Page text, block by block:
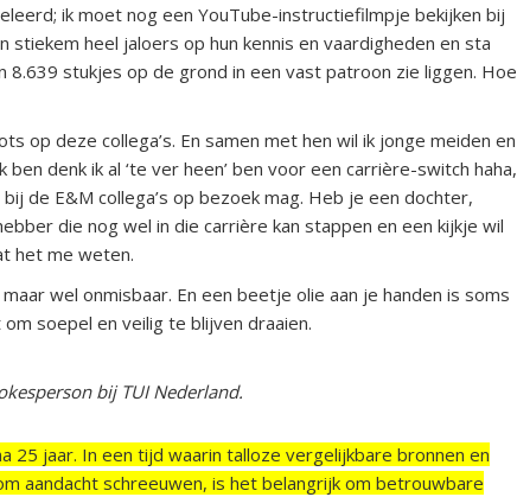
ik moet nog een YouTube-instructiefilmpje bekijken bij
stiekem heel jaloers op hun kennis en vaardigheden en sta
8.639 stukjes op de grond in een vast patroon zie liggen. Hoe
op deze collega’s. En samen met hen wil ik jonge meiden en
denk ik al ‘te ver heen’ ben voor een carrière-switch haha,
de E&M collega’s op bezoek mag. Heb je een dochter,
die nog wel in die carrière kan stappen en een kijkje wil
het me weten.
wel onmisbaar. En een beetje olie aan je handen is soms
soepel en veilig te blijven draaien.
bij TUI Nederland.
25 jaar. In een tijd waarin talloze vergelijkbare bronnen en
aandacht schreeuwen, is het belangrijk om betrouwbare